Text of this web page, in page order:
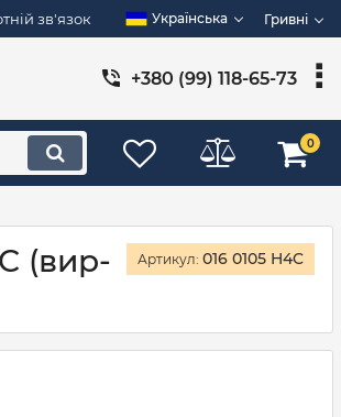
зв'язок Українська Гривні
+380 (99) 118-65-73
0
(вир- Артикул: 016 0105 H4C